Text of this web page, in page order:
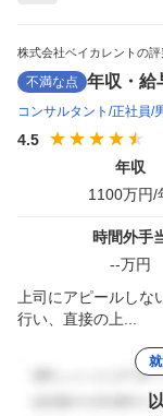
株式会社ベイカレントの
不満な点 年収・給
コンサルタント 正社員
4.5
年収
1100万円/
時間外手
--万円
上司にアピールし
行い、直接の上...